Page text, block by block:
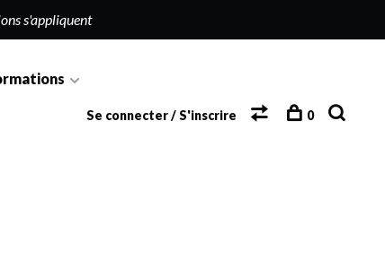
s'appliquent
Se connecter / S'inscrire 0